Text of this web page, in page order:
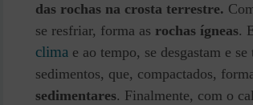
das rochas na crosta terrestre.
se resfriar, forma as rochas ígneas.
clima e ao tempo, se desgastam e
sedimentos, que, compactados,
sedimentares. Finalmente, com o